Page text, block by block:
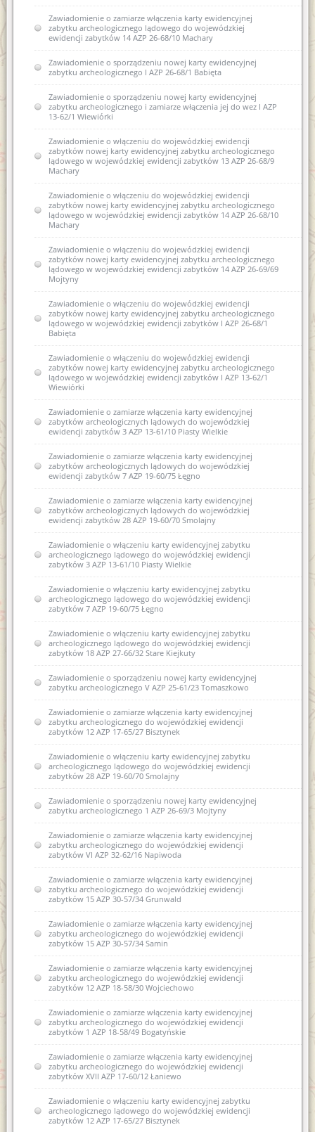
Zawiadomienie o zamiarze włączenia karty ewidencyjnej
zabytku archeologicznego lądowego do wojewódzkiej
ewidencji zabytków 14 AZP 26-68/10 Machary
Zawiadomienie o sporządzeniu nowej karty ewidencyjnej
zabytku archeologicznego I AZP 26-68/1 Babięta
Zawiadomienie o sporządzeniu nowej karty ewidencyjnej
zabytku archeologicznego i zamiarze włączenia jej do wez I AZP
13-62/1 Wiewiórki
Zawiadomienie o włączeniu do wojewódzkiej ewidencji
zabytków nowej karty ewidencyjnej zabytku archeologicznego
lądowego w wojewódzkiej ewidencji zabytków 13 AZP 26-68/9
Machary
Zawiadomienie o włączeniu do wojewódzkiej ewidencji
zabytków nowej karty ewidencyjnej zabytku archeologicznego
lądowego w wojewódzkiej ewidencji zabytków 14 AZP 26-68/10
Machary
Zawiadomienie o włączeniu do wojewódzkiej ewidencji
zabytków nowej karty ewidencyjnej zabytku archeologicznego
lądowego w wojewódzkiej ewidencji zabytków 14 AZP 26-69/69
Mojtyny
Zawiadomienie o włączeniu do wojewódzkiej ewidencji
zabytków nowej karty ewidencyjnej zabytku archeologicznego
lądowego w wojewódzkiej ewidencji zabytków I AZP 26-68/1
Babięta
Zawiadomienie o włączeniu do wojewódzkiej ewidencji
zabytków nowej karty ewidencyjnej zabytku archeologicznego
lądowego w wojewódzkiej ewidencji zabytków I AZP 13-62/1
Wiewiórki
Zawiadomienie o zamiarze włączenia karty ewidencyjnej
zabytków archeologicznych lądowych do wojewódzkiej
ewidencji zabytków 3 AZP 13-61/10 Piasty Wielkie
Zawiadomienie o zamiarze włączenia karty ewidencyjnej
zabytków archeologicznych lądowych do wojewódzkiej
ewidencji zabytków 7 AZP 19-60/75 Łęgno
Zawiadomienie o zamiarze włączenia karty ewidencyjnej
zabytków archeologicznych lądowych do wojewódzkiej
ewidencji zabytków 28 AZP 19-60/70 Smolajny
Zawiadomienie o włączeniu karty ewidencyjnej zabytku
archeologicznego lądowego do wojewódzkiej ewidencji
zabytków 3 AZP 13-61/10 Piasty Wielkie
Zawiadomienie o włączeniu karty ewidencyjnej zabytku
archeologicznego lądowego do wojewódzkiej ewidencji
zabytków 7 AZP 19-60/75 Łęgno
Zawiadomienie o włączeniu karty ewidencyjnej zabytku
archeologicznego lądowego do wojewódzkiej ewidencji
zabytków 18 AZP 27-66/32 Stare Kiejkuty
Zawiadomienie o sporządzeniu nowej karty ewidencyjnej
zabytku archeologicznego V AZP 25-61/23 Tomaszkowo
Zawiadomienie o zamiarze włączenia karty ewidencyjnej
zabytku archeologicznego do wojewódzkiej ewidencji
zabytków 12 AZP 17-65/27 Bisztynek
Zawiadomienie o włączeniu karty ewidencyjnej zabytku
archeologicznego lądowego do wojewódzkiej ewidencji
zabytków 28 AZP 19-60/70 Smolajny
Zawiadomienie o sporządzeniu nowej karty ewidencyjnej
zabytku archeologicznego 1 AZP 26-69/3 Mojtyny
Zawiadomienie o zamiarze włączenia karty ewidencyjnej
zabytku archeologicznego do wojewódzkiej ewidencji
zabytków VI AZP 32-62/16 Napiwoda
Zawiadomienie o zamiarze włączenia karty ewidencyjnej
zabytku archeologicznego do wojewódzkiej ewidencji
zabytków 15 AZP 30-57/34 Grunwald
Zawiadomienie o zamiarze włączenia karty ewidencyjnej
zabytku archeologicznego do wojewódzkiej ewidencji
zabytków 15 AZP 30-57/34 Samin
Zawiadomienie o zamiarze włączenia karty ewidencyjnej
zabytku archeologicznego do wojewódzkiej ewidencji
zabytków 12 AZP 18-58/30 Wojciechowo
Zawiadomienie o zamiarze włączenia karty ewidencyjnej
zabytku archeologicznego do wojewódzkiej ewidencji
zabytków 1 AZP 18-58/49 Bogatyńskie
Zawiadomienie o zamiarze włączenia karty ewidencyjnej
zabytku archeologicznego do wojewódzkiej ewidencji
zabytków XVII AZP 17-60/12 Łaniewo
Zawiadomienie o włączeniu karty ewidencyjnej zabytku
archeologicznego lądowego do wojewódzkiej ewidencji
zabytków 12 AZP 17-65/27 Bisztynek